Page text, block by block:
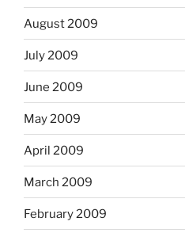
August 2009
July 2009
June 2009
May 2009
April 2009
March 2009
February 2009